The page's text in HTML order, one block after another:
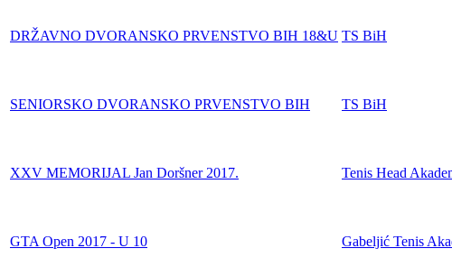
DRŽAVNO DVORANSKO PRVENSTVO BIH 18&U TS BiH
SENIORSKO DVORANSKO PRVENSTVO BIH TS BiH
XXV MEMORIJAL Jan Doršner 2017. Tenis Head
GTA Open 2017 - U 10 Gabeljić Tenis